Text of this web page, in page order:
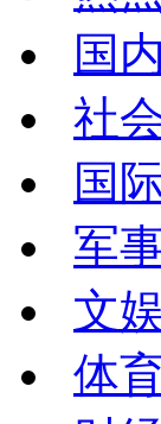
国内
社
国
军
文娱
体